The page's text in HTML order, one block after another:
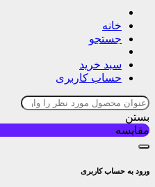
خانه
جستجو
سبد خرید
حساب کاربری
بستن
مقایسه
ورود به حساب کاربری